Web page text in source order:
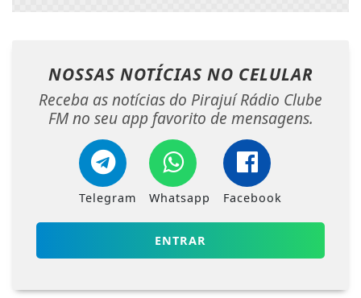
NOSSAS NOTÍCIAS NO CELULAR
Receba as notícias do Pirajuí Rádio Clube
FM no seu app favorito de mensagens.
Telegram Whatsapp Facebook
ENTRAR